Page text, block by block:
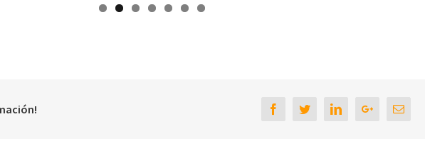
FacebookTwitterLinkedinGoogle+Email